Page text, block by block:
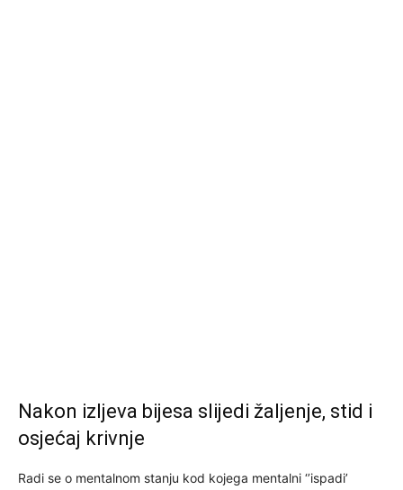
Nakon izljeva bijesa slijedi žaljenje, stid i
osjećaj krivnje
Radi se o mentalnom stanju kod kojega mentalni ‘’ispadi’